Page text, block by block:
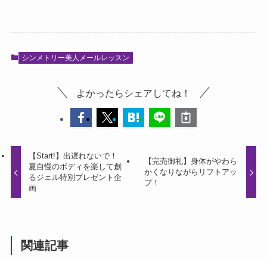
シンメトリー美人メールレッスン
よかったらシェアしてね！
【Start!】出遅れないで！
夏自慢のボディを楽して創
るジェル特別プレゼント企
画
【完売御礼】身体がやわら
かくなりながらリフトアッ
プ！
関連記事